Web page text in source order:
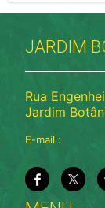
JARDIM
Rua
Jardim
E-mail :